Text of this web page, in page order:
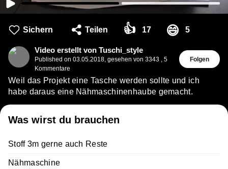
Sichern Teilen 👍 17 😄 5
Video erstellt von Tuschi_style
Published on 03.05.2018 gesehen von 3343
5
Kommentare
Folgen
Weil das Projekt eine Tasche werden sollte und ich
habe daraus eine Nähmaschinenhaube gemacht.
Was wirst du brauchen
Stoff 3m gerne auch Reste
Nähmaschine